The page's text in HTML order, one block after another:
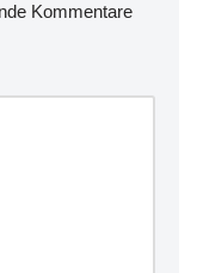
Kommentare